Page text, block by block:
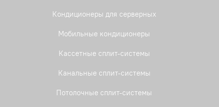
Кондиционеры для серверных
Мобильные кондиционеры
Кассетные сплит-системы
Канальные сплит-системы
Потолочные сплит-системы